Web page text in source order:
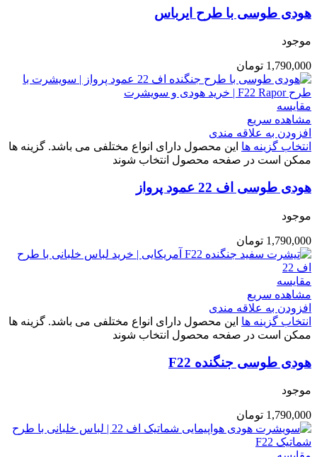
هودی طوسی با طرح ایرباس
موجود
1,790,000 تومان
مقایسه
مشاهده سریع
افزودن به علاقه مندی
انتخاب گزینه ها این محصول دارای انواع مختلفی می باشد. گزینه ها
ممکن است در صفحه محصول انتخاب شوند
هودی طوسی اف 22 عمود پرواز
موجود
1,790,000 تومان
مقایسه
مشاهده سریع
افزودن به علاقه مندی
انتخاب گزینه ها این محصول دارای انواع مختلفی می باشد. گزینه ها
ممکن است در صفحه محصول انتخاب شوند
هودی طوسی جنگنده F22
موجود
1,790,000 تومان